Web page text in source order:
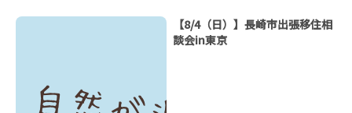
【8/4（日）】長崎市出張移住相
談会in東京